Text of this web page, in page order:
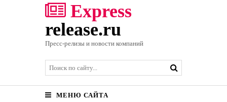
Express
release.ru
Пресс-релизы и новости компаний
МЕНЮ САЙТА